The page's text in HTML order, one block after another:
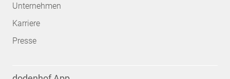
Unternehmen
Karriere
Presse